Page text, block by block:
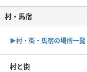
村・馬宿
▶︎村・街・馬宿の場所一覧
村と街